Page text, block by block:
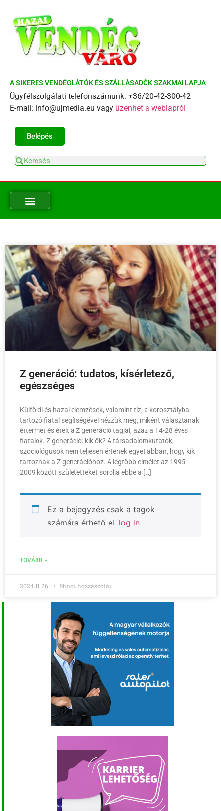
A SIKERES VENDÉGLÁTÓK ÉS SZÁLLÁSADÓK SZAKMAI LAPJA
Ügyfélszolgálati telefonszámunk: +36/20-42-300-42
E-mail: info@ujmedia.eu vagy üzenhet a weblapról
Belépés
Z generáció: tudatos, kísérletező,
egészséges
Külföldi és hazai elemzések, valamint tíz, a korosztályba
tartozó fiatal segítségével nézzük meg, miként választanak
éttermet és ételt a Z generáció tagjai, azaz a 14-28 éves
fiatalok. Z generáció: kik ők? A társadalomkutatók,
szociológusok nem teljesen értenek egyet abban, hogy kik
tartoznak a Z generációhoz. A legtöbb elmélet az 1995-
2009 között születetteket sorolja ebbe a […]
Ez a bejegyzés csak a tagok
számára érhető el. log in
TOVÁBB »
2024.11.26. Nincs hozzászólás